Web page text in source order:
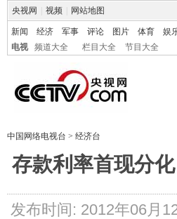
央视网 视频 网站地图
新闻 经济 军事 评论 图片 体育 娱
电视
频道大全 栏目大全 节目大全
中国网络电视台 > 经济台
存款利率首现分
发布时间: 2012年06月